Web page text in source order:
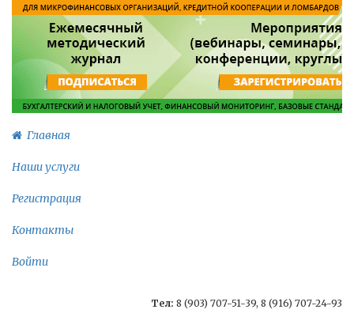
Главная
Наши услуги
Регистрация
Контакты
Войти
Тел: 8 (903) 707-51-39, 8 (916) 707-24-93